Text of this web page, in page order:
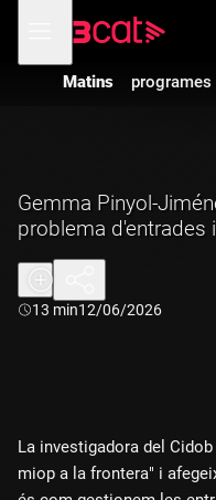
navegació
principal
menú
de
Matins programes
Gemma Pinyol-
problema d'entrades
Durada:
13 min12/06/2026
La investigadora del
miop a la frontera" i